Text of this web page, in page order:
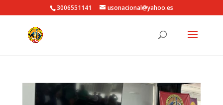
3006551141 usonacional@yahoo.es